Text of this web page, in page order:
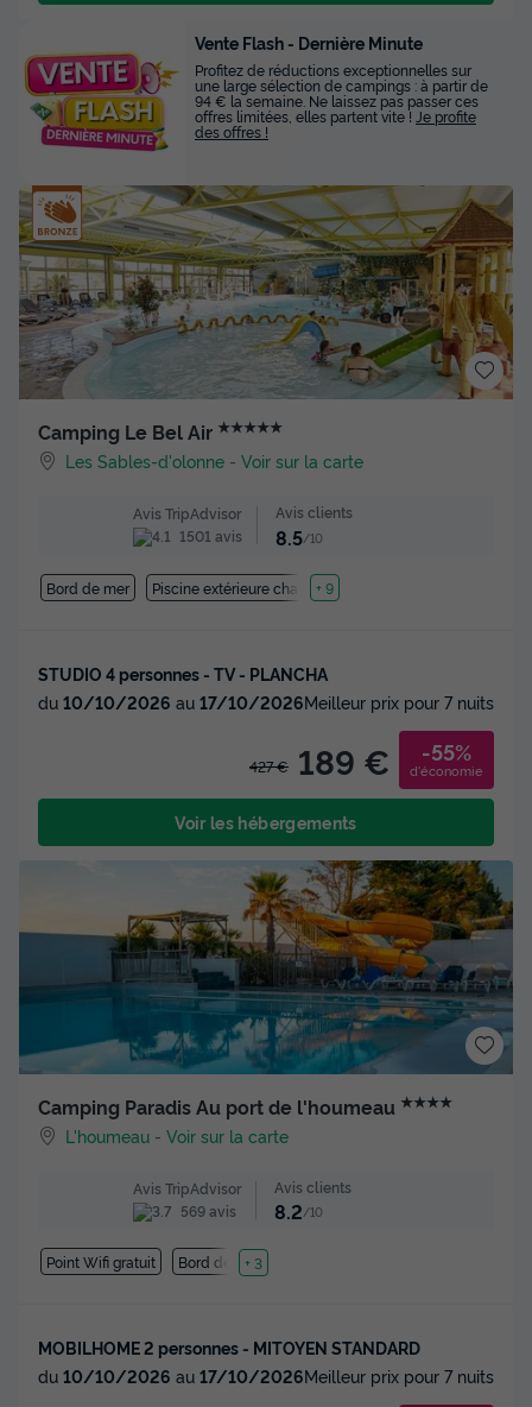
Camping Le Bel Air ★★★★★
Les Sables-d'olonne -Voir sur la carte
Avis TripAdvisor
1501 avis
Avis clients
8.5/10
Bord de mer Piscine extérieure chauffée
+ 9
STUDIO 4 personnes - TV - PLANCHA
du 10/10/2026 au 17/10/2026Meilleur prix pour 7 nuits
427 € 189 € -55%
d'économie
Voir les hébergements
Camping Paradis Au port de l'houmeau ★★★★
L'houmeau -Voir sur la carte
Avis TripAdvisor
569 avis
Avis clients
8.2/10
Point Wifi gratuit Bord de mer
+ 3
MOBILHOME 2 personnes - MITOYEN STANDARD
du 10/10/2026 au 17/10/2026Meilleur prix pour 7 nuits
Vente Flash - Dernière Minute
Profitez de réductions exceptionnelles sur
une large sélection de campings : à partir de
94 € la semaine. Ne laissez pas passer ces
offres limitées, elles partent vite ! Je profite
des offres !